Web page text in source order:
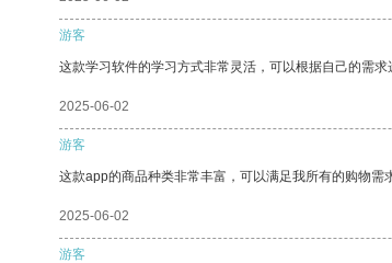
游客
这款学习软件的学习方式非常灵活，可以根据自己的需
2025-06-02
游客
这款app的商品种类非常丰富，可以满足我所有的购物需
2025-06-02
游客